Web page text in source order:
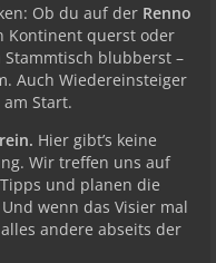
Ob du auf der Renno
Kontinent querst oder
Stammtisch blubberst –
Auch Wiedereinsteiger
Start.
Hier gibt’s keine
Wir treffen uns auf
und planen die
wenn das Visier mal
andere abseits der